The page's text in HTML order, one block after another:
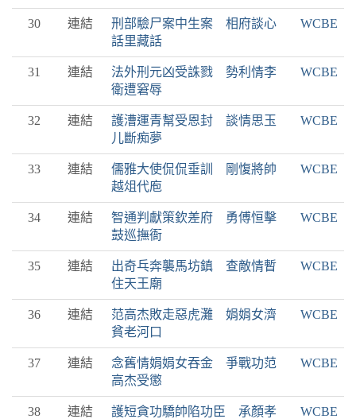
30 連結
刑部驗尸案中生案 相府談心
話里藏話
WCBE
31 連結
法外刑元凶受誅戮 勢利情李
衛遭窘辱
WCBE
32 連結
護漕運青幫受恩封 談情思玉
儿斷痴夢
WCBE
33 連結
儒雅大使侃侃垂訓 剛愎將帥
越俎代庖
WCBE
34 連結
智通判獻策欽差府 勇傅恒擊
鼓巡撫衙
WCBE
35 連結
出奇乓奔襲馬坊鎮 查敵情暫
住天王廟
WCBE
36 連結
范高杰敗走惡虎灘 娟娟女濟
貧老河口
WCBE
37 連結
念舊情娟娟女吞金 爭戰功范
高杰受懲
WCBE
38 連結
護短貪功驕帥陷功臣 承顏孝
WCBE